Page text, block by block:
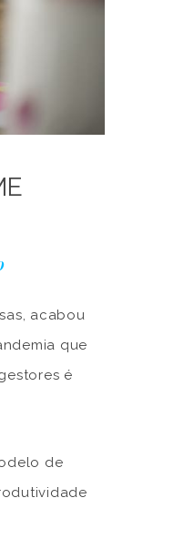
acabou
que
é
de